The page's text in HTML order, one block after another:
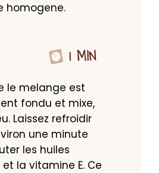
homogene.
1 MIN
le melange est
fondu et mixe,
Laissez refroidir
une minute
les huiles
la vitamine E. Ce